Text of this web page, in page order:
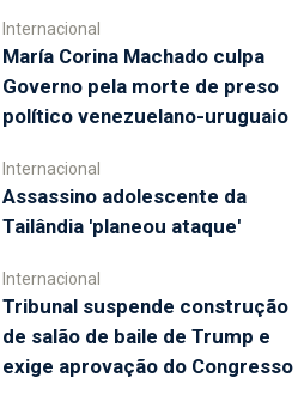
Internacional
María Corina Machado culpa
Governo pela morte de preso
político venezuelano-uruguaio
Internacional
Assassino adolescente da
Tailândia 'planeou ataque'
Internacional
Tribunal suspende construção
de salão de baile de Trump e
exige aprovação do Congresso